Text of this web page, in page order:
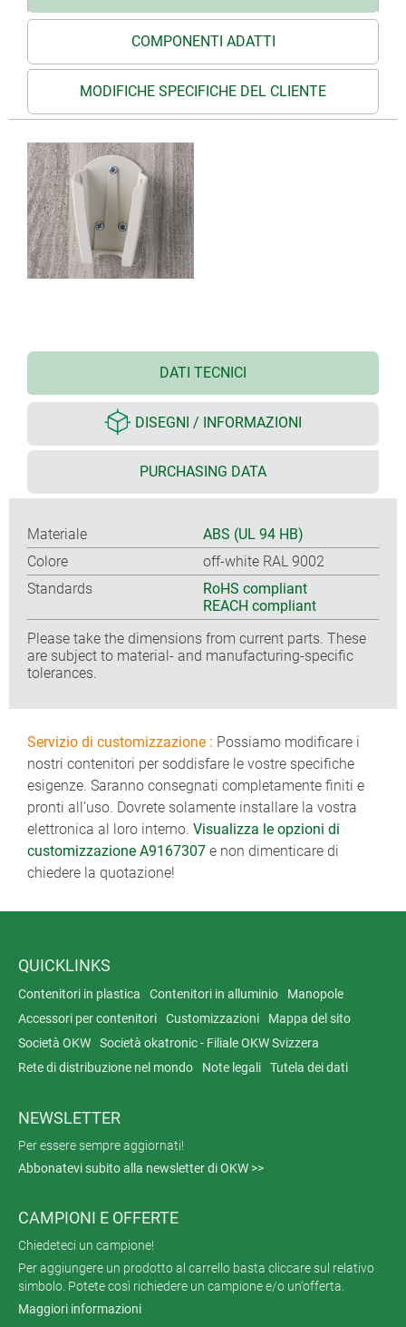
COMPONENTI ADATTI
MODIFICHE SPECIFICHE DEL CLIENTE
DATI TECNICI
DISEGNI / INFORMAZIONI
PURCHASING DATA
Materiale
ABS (UL 94 HB)
Colore
off-white RAL 9002
Standards
RoHS compliant
REACH compliant
Please take the dimensions from current parts. These
are subject to material- and manufacturing-specific
tolerances.
Servizio di customizzazione : Possiamo modificare i
nostri contenitori per soddisfare le vostre specifiche
esigenze. Saranno consegnati completamente finiti e
pronti all’uso. Dovrete solamente installare la vostra
elettronica al loro interno. Visualizza le opzioni di
customizzazione A9167307 e non dimenticare di
chiedere la quotazione!
QUICKLINKS
Contenitori in plastica Contenitori in alluminio
Manopole
Accessori per contenitori
Customizzazioni
Mappa del sito
Società OKW
Società okatronic - Filiale OKW Svizzera
Rete di distribuzione nel mondo
Note legali Tutela dei dati
NEWSLETTER
Per essere sempre aggiornati!
Abbonatevi subito alla newsletter di OKW >>
CAMPIONI E OFFERTE
Chiedeteci un campione!
Per aggiungere un prodotto al carrello basta cliccare sul relativo
simbolo. Potete così richiedere un campione e/o un'offerta.
Maggiori informazioni